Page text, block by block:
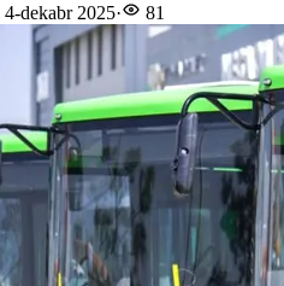
4-dekabr 2025· 81